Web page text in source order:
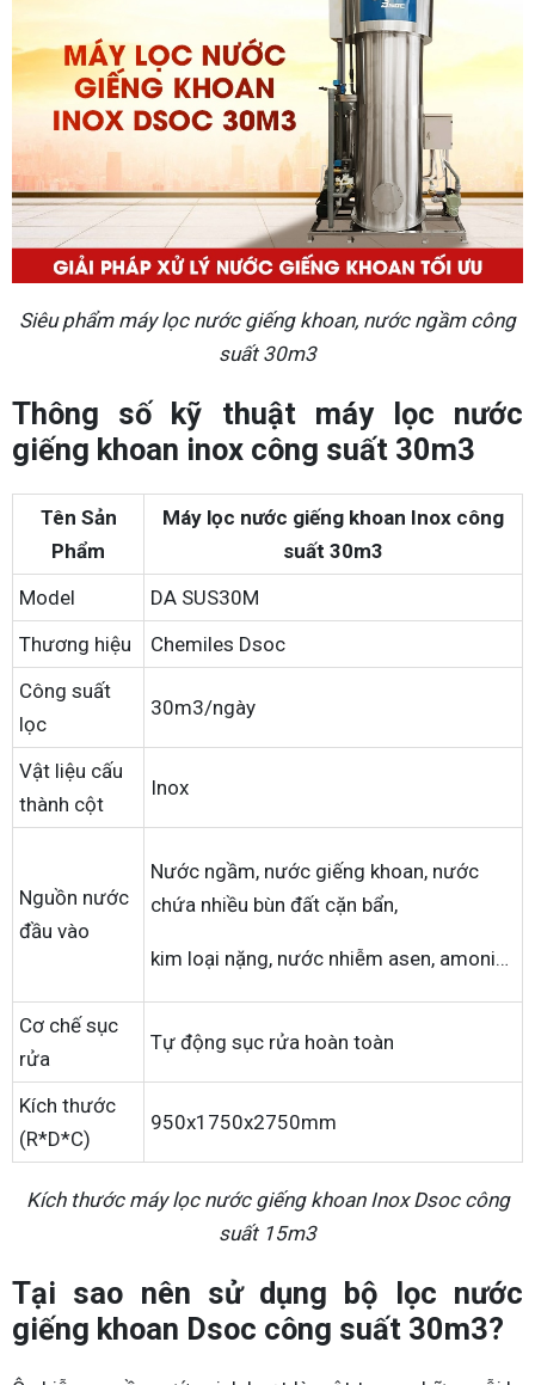
Siêu phẩm máy lọc nước giếng khoan, nước ngầm công
suất 30m3
Thông số kỹ thuật máy lọc nước
giếng khoan inox công suất 30m3
Tên Sản
Phẩm
Máy lọc nước giếng khoan Inox công
suất 30m3
Model
DA SUS30M
Thương hiệu
Chemiles Dsoc
Công suất
lọc
30m3/ngày
Vật liệu cấu
thành cột
Inox
Nguồn nước
đầu vào
Nước ngầm, nước giếng khoan, nước
chứa nhiều bùn đất cặn bẩn,
kim loại nặng, nước nhiễm asen, amoni…
Cơ chế sục
rửa
Tự động sục rửa hoàn toàn
Kích thước
(R*D*C)
950x1750x2750mm
Kích thước máy lọc nước giếng khoan Inox Dsoc công
suất 15m3
Tại sao nên sử dụng bộ lọc nước
giếng khoan Dsoc công suất 30m3?